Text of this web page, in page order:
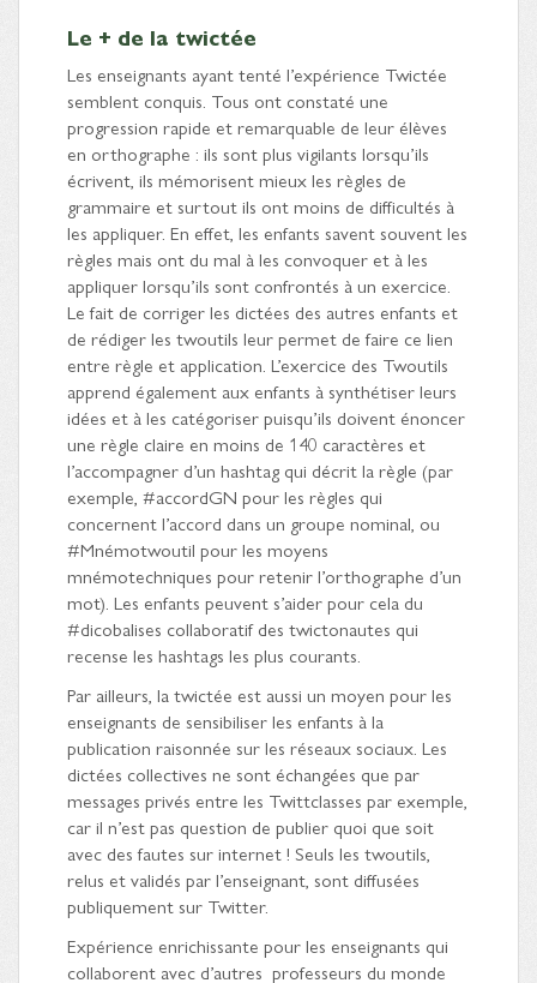
Le + de la twictée
Les enseignants ayant tenté l’expérience Twictée
semblent conquis. Tous ont constaté une
progression rapide et remarquable de leur élèves
en orthographe : ils sont plus vigilants lorsqu’ils
écrivent, ils mémorisent mieux les règles de
grammaire et surtout ils ont moins de difficultés à
les appliquer. En effet, les enfants savent souvent les
règles mais ont du mal à les convoquer et à les
appliquer lorsqu’ils sont confrontés à un exercice.
Le fait de corriger les dictées des autres enfants et
de rédiger les twoutils leur permet de faire ce lien
entre règle et application. L’exercice des Twoutils
apprend également aux enfants à synthétiser leurs
idées et à les catégoriser puisqu’ils doivent énoncer
une règle claire en moins de 140 caractères et
l’accompagner d’un hashtag qui décrit la règle (par
exemple, #accordGN pour les règles qui
concernent l’accord dans un groupe nominal, ou
#Mnémotwoutil pour les moyens
mnémotechniques pour retenir l’orthographe d’un
mot). Les enfants peuvent s’aider pour cela du
#dicobalises collaboratif des twictonautes qui
recense les hashtags les plus courants.
Par ailleurs, la twictée est aussi un moyen pour les
enseignants de sensibiliser les enfants à la
publication raisonnée sur les réseaux sociaux. Les
dictées collectives ne sont échangées que par
messages privés entre les Twittclasses par exemple,
car il n’est pas question de publier quoi que soit
avec des fautes sur internet ! Seuls les twoutils,
relus et validés par l’enseignant, sont diffusées
publiquement sur Twitter.
Expérience enrichissante pour les enseignants qui
collaborent avec d’autres professeurs du monde